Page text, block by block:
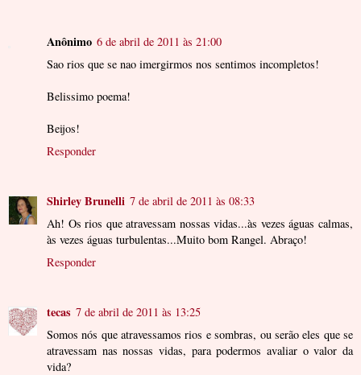
Anônimo 6 de abril de 2011 às 21:00
Sao rios que se nao imergirmos nos sentimos incompletos!
Belissimo poema!
Beijos!
Responder
Shirley Brunelli 7 de abril de 2011 às 08:33
Ah! Os rios que atravessam nossas vidas...às vezes águas calmas,
às vezes águas turbulentas...Muito bom Rangel. Abraço!
Responder
tecas 7 de abril de 2011 às 13:25
Somos nós que atravessamos rios e sombras, ou serão eles que se
atravessam nas nossas vidas, para podermos avaliar o valor da
vida?